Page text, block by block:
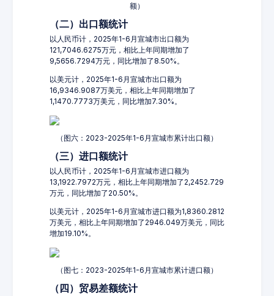
额）
（二）出口额统计
以人民币计，2025年1-6月宣城市出口额为
121,7046.6275万元，相比上年同期增加了
9,5656.7294万元，同比增加了8.50%。
以美元计，2025年1-6月宣城市出口额为
16,9346.9087万美元，相比上年同期增加了
1,1470.7773万美元，同比增加7.30%。
（图六：2023-2025年1-6月宣城市累计出口额）
（三）进口额统计
以人民币计，2025年1-6月宣城市进口额为
13,1922.7972万元，相比上年同期增加了2,2452.729
万元，同比增加了20.50%。
以美元计，2025年1-6月宣城市进口额为1,8360.2812
万美元，相比上年同期增加了2946.049万美元，同比
增加19.10%。
（图七：2023-2025年1-6月宣城市累计进口额）
（四）贸易差额统计